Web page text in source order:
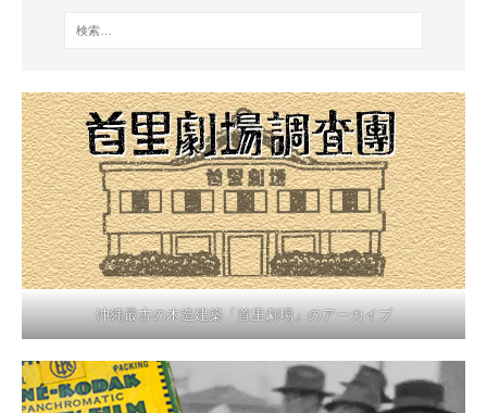
沖縄最古の木造建築「首里劇場」のアーカイブ